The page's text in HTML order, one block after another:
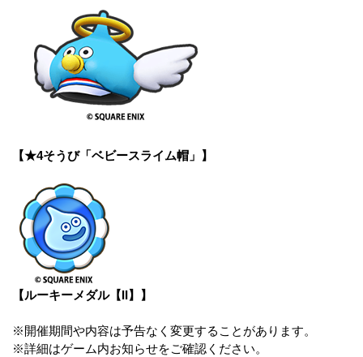
【★4そうび「ベビースライム帽」】
【ルーキーメダル【II】】
※開催期間や内容は予告なく変更することがあります。
※詳細はゲーム内お知らせをご確認ください。